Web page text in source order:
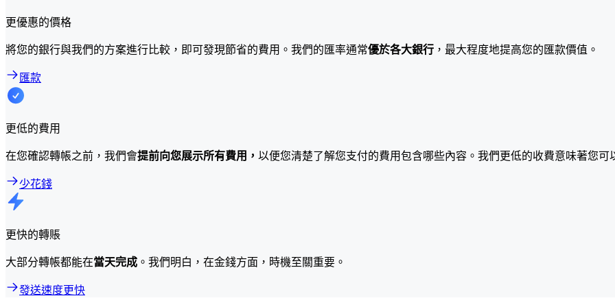
更優惠的價格
將您的銀行與我們的方案進行比較，即可發現節省的費用。我們的匯率通常優於各大銀行 ，最大程度地提高您的匯款價值。
匯款
更低的費用
在您確認轉帳之前，我們會提前向您展示所有費用， 以便您清楚了解您支付的費用包含哪些內容。我們更低的收費意味著您可
少花錢
更快的轉賬
大部分轉帳都能在當天完成 。我們明白，在金錢方面，時機至關重要。
發送速度更快